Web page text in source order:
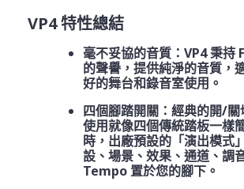
VP4 特性總結
毫不妥協的音質：VP4 秉
的聲譽，提供純淨的音質，
好的舞台和錄音室使用。
四個腳踏開關：經典的開/關
使用就像四個傳統踏板一樣
時，出廠預設的「演出模式
設、場景、效果、通道、調
Tempo 置於您的腳下。